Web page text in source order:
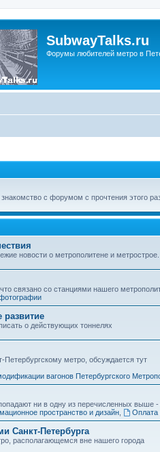
SubwayTalks.ru
Форумы любителей метро в
с форумом с прочтения этого
новости о метрополитене и
связано со станциями нашего
развитие
о действующих тоннелях
Петербургскому метро, обсуждается тут
вагонов Петербургского
ни в одну из перечисленных выше -
пространство и дизайн, Оплата
Санкт-Петербурга
располагающемся вне нашего города